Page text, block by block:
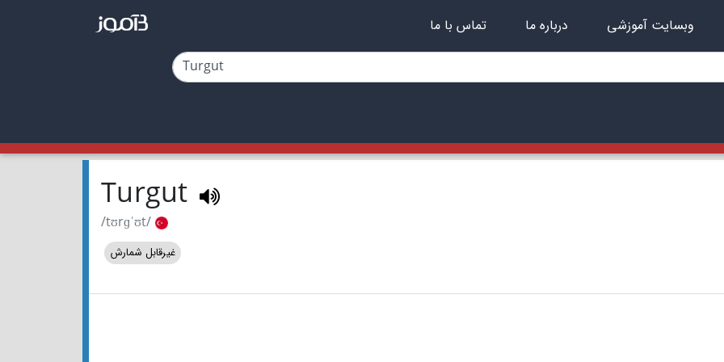
وبسایت آموزشی درباره ما تماس با ما
Turgut
/tʊrɡˈʊt/
غیرقابل شمارش